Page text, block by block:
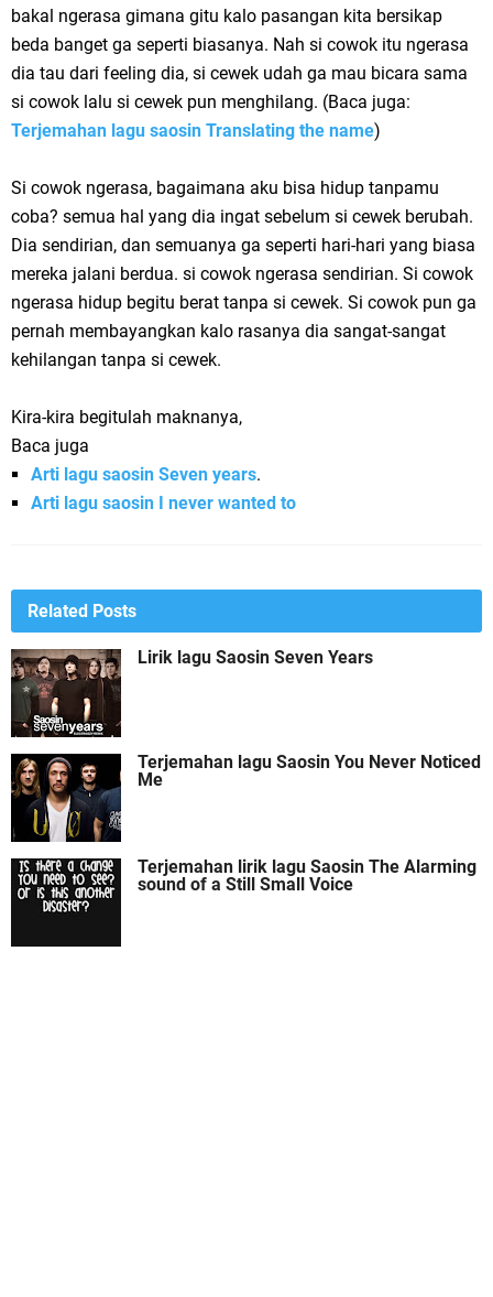
bakal ngerasa gimana gitu kalo pasangan kita bersikap
beda banget ga seperti biasanya. Nah si cowok itu ngerasa
dia tau dari feeling dia, si cewek udah ga mau bicara sama
si cowok lalu si cewek pun menghilang. (Baca juga:
Terjemahan lagu saosin Translating the name)
Si cowok ngerasa, bagaimana aku bisa hidup tanpamu
coba? semua hal yang dia ingat sebelum si cewek berubah.
Dia sendirian, dan semuanya ga seperti hari-hari yang biasa
mereka jalani berdua. si cowok ngerasa sendirian. Si cowok
ngerasa hidup begitu berat tanpa si cewek. Si cowok pun ga
pernah membayangkan kalo rasanya dia sangat-sangat
kehilangan tanpa si cewek.
Kira-kira begitulah maknanya,
Baca juga
Arti lagu saosin Seven years.
Arti lagu saosin I never wanted to
Related Posts
Lirik lagu Saosin Seven Years
Terjemahan lagu Saosin You Never Noticed
Me
Terjemahan lirik lagu Saosin The Alarming
sound of a Still Small Voice